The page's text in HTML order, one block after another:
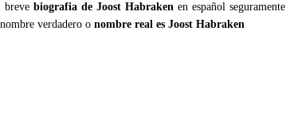
breve biografia de Joost Habrakenen español seguramente
verdadero o nombre real es Joost Habraken